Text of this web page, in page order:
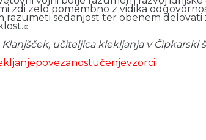
zdi zelo pomembno z vidika
razumeti sedanjost ter obenem
Klanjšček, učiteljica klekljanja v Čipkarski
povezanostučenjevzorci